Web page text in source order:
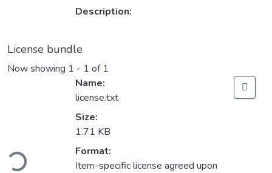
Description:
License bundle
Now showing 1 - 1 of 1
Name:
license.txt
Size:
1.71 KB
Format:
Item-specific license agreed upon